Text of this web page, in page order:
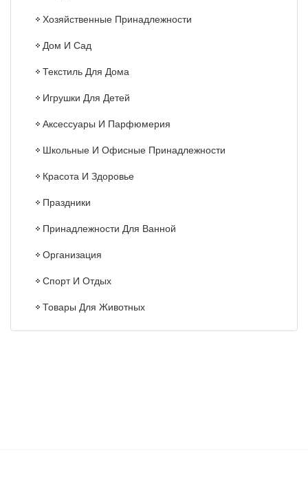
Хозяйственные Принадлежности
Дом И Сад
Текстиль Для Дома
Игрушки Для Детей
Аксессуары И Парфюмерия
Школьные И Офисные Принадлежности
Красота И Здоровье
Праздники
Принадлежности Для Ванной
Организация
Спорт И Отдых
Товары Для Животных